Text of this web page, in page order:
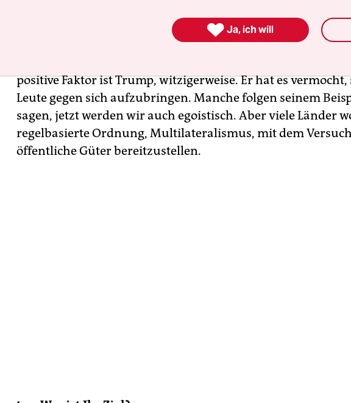
Brasilien, das sind progressive, aktive, wirklich gute Leute.
Südafrika hat den Vorsitz der G20, die sind ein bisschen
positive Faktor ist Trump, witzigerweise. Er hat es vermocht,
Leute gegen sich aufzubringen. Manche folgen seinem
sagen, jetzt werden wir auch egoistisch. Aber viele Länder
regelbasierte Ordnung, Multilateralismus, mit dem
öffentliche Güter bereitzustellen.
 Ja, ich will